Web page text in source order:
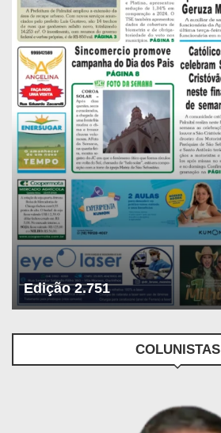
Edição 2.751
COLUNISTAS